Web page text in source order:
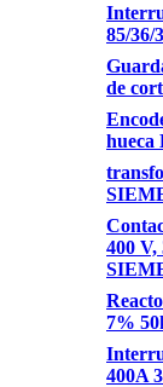
85/36/
de
hueca
400 V,
7%
400A